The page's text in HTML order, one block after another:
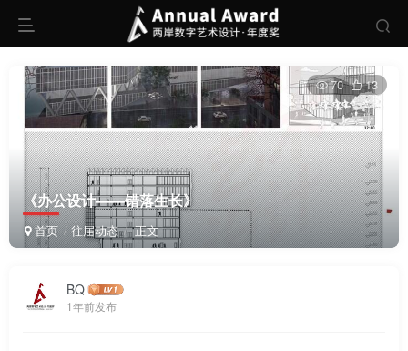
《办公设计——错落生长》
首页 往届动态 正文
70 13
BQ
1年前发布